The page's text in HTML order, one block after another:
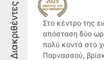
Διακριθέντες
Στο κέντρο της
απόσταση δύο
πολύ κοντά στο
Παρνασσού,